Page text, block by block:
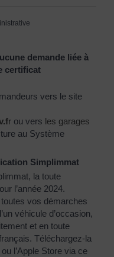
demande liée à
certificat
vers le site
r ou vers les garages
au Système
Simplimmat
la toute
l’année 2024.
vos démarches
véhicule d’occasion,
et en toute
Téléchargez-la
l’Apple Store via ce